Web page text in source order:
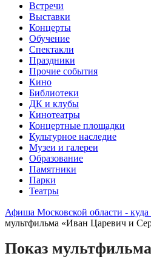
Встречи
Выставки
Концерты
Обучение
Спектакли
Праздники
Прочие события
Кино
Библиотеки
ДК и клубы
Кинотеатры
Концертные площадки
Культурное наследие
Музеи и галереи
Образование
Памятники
Парки
Театры
Афиша Московской области - куда
мультфильма «Иван Царевич и
Показ